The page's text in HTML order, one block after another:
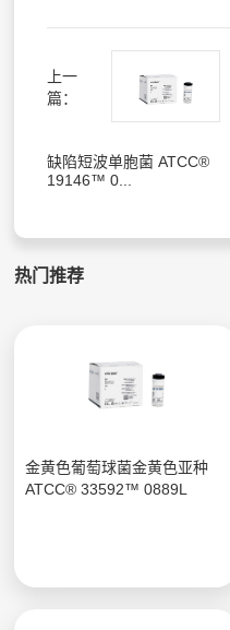
上一
篇：
缺陷短波单胞菌 ATCC®
19146™ 0...
热门推荐
金黄色葡萄球菌金黄色亚种
ATCC® 33592™ 0889L